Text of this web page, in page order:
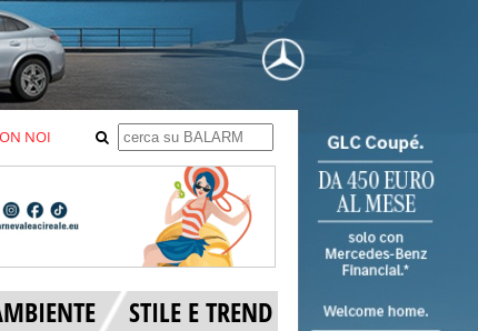
NOI
STILE E TREND